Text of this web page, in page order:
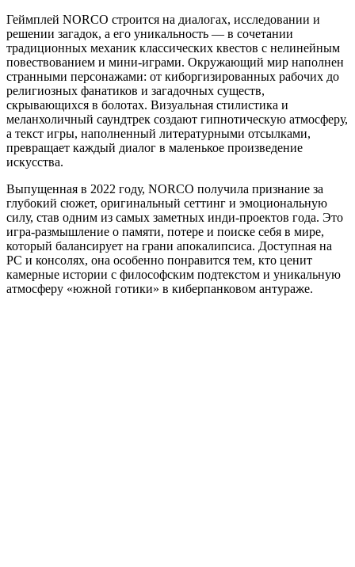
Геймплей NORCO строится на диалогах, исследовании и
решении загадок, а его уникальность — в сочетании
традиционных механик классических квестов с нелинейным
повествованием и мини-играми. Окружающий мир наполнен
странными персонажами: от киборгизированных рабочих до
религиозных фанатиков и загадочных существ,
скрывающихся в болотах. Визуальная стилистика и
меланхоличный саундтрек создают гипнотическую атмосферу,
а текст игры, наполненный литературными отсылками,
превращает каждый диалог в маленькое произведение
искусства.
Выпущенная в 2022 году, NORCO получила признание за
глубокий сюжет, оригинальный сеттинг и эмоциональную
силу, став одним из самых заметных инди-проектов года. Это
игра-размышление о памяти, потере и поиске себя в мире,
который балансирует на грани апокалипсиса. Доступная на
PC и консолях, она особенно понравится тем, кто ценит
камерные истории с философским подтекстом и уникальную
атмосферу «южной готики» в киберпанковом антураже.